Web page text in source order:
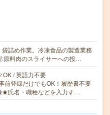
詰め作業。冷凍食品の製造業務
:原料肉のスライサーへの投…
OK / 英語力不要
前登録だけでもOK！履歴書不要
★氏名・職種などを入力す…